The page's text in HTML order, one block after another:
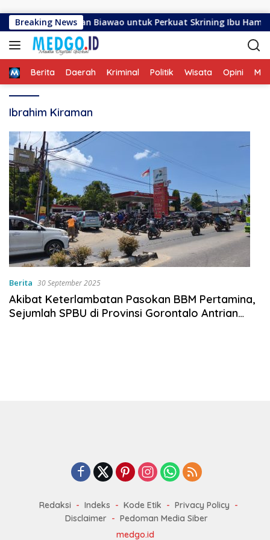
Breaking News
di Kelurahan Biawao untuk Perkuat Skrining Ibu Hamil
HomeBerita Daerah Kriminal Politik Wisata Opini
Ibrahim Kiraman
Berita 30 September 2025
Akibat Keterlambatan Pasokan BBM Pertamina,
Sejumlah SPBU di Provinsi Gorontalo Antrian
Redaksi Indeks Kode Etik
Privacy Policy
Disclaimer
Pedoman Media Siber
medgo.id